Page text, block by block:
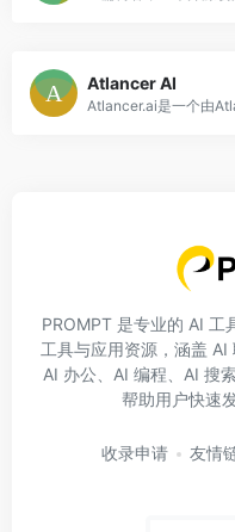
Atlancer AI
PROMPT 是专业的 AI 工
工具与应用资源，涵盖 AI
AI 办公、AI 编程、AI 搜
帮助用户快速
收录申请 友情